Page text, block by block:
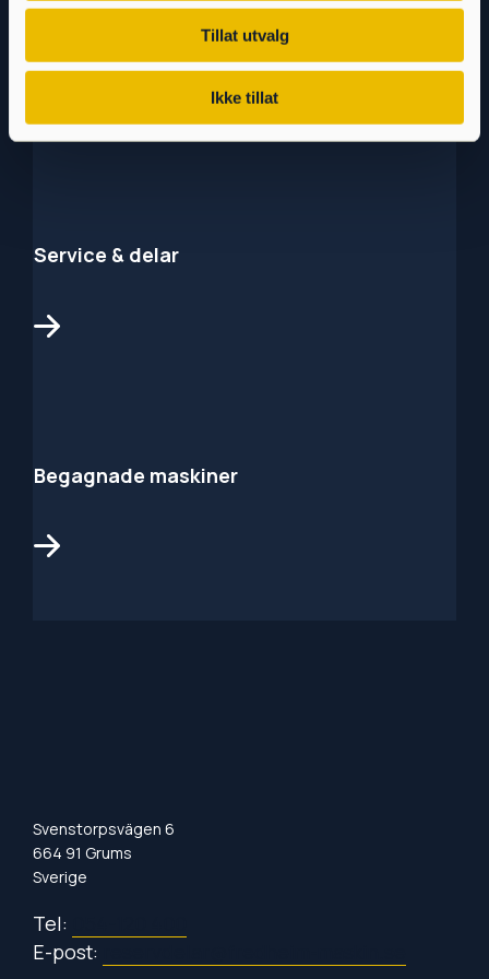
Tillat utvalg
Ikke tillat
Service & delar
Begagnade maskiner
Svenstorpsvägen 6
664 91 Grums
Sverige
Tel:
E-post: